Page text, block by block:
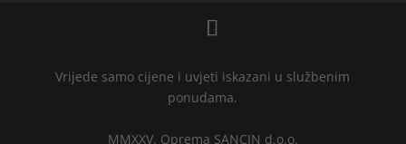
Vrijede samo cijene i uvjeti iskazani u službenim
ponudama.
MMXXV. Oprema SANCIN d.o.o.